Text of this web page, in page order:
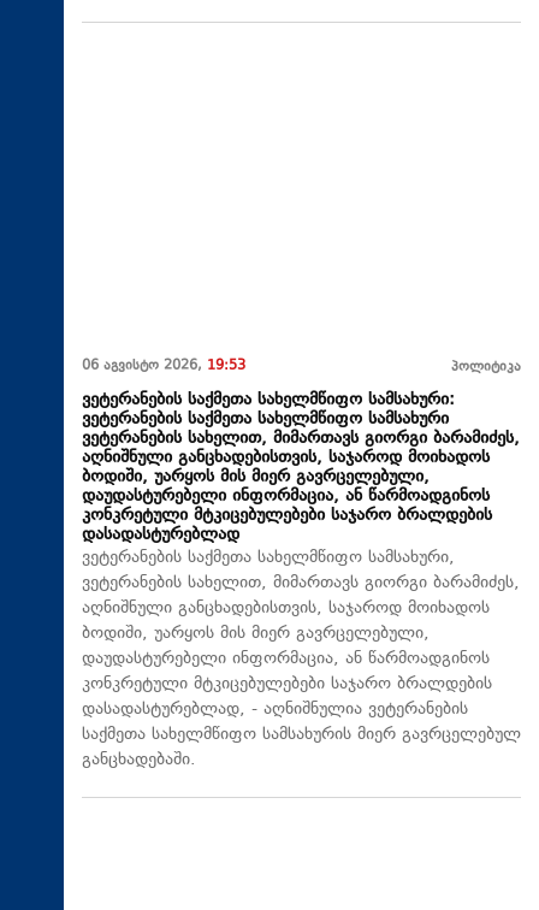
06 აგვისტო 2026, 19:53 პოლიტიკა
ვეტერანების საქმეთა სახელმწიფო სამსახური:
ვეტერანების საქმეთა სახელმწიფო სამსახური
ვეტერანების სახელით, მიმართავს გიორგი ბარამიძეს,
აღნიშნული განცხადებისთვის, საჯაროდ მოიხადოს
ბოდიში, უარყოს მის მიერ გავრცელებული,
დაუდასტურებელი ინფორმაცია, ან წარმოადგინოს
კონკრეტული მტკიცებულებები საჯარო ბრალდების
დასადასტურებლად
ვეტერანების საქმეთა სახელმწიფო სამსახური,
ვეტერანების სახელით, მიმართავს გიორგი ბარამიძეს,
აღნიშნული განცხადებისთვის, საჯაროდ მოიხადოს
ბოდიში, უარყოს მის მიერ გავრცელებული,
დაუდასტურებელი ინფორმაცია, ან წარმოადგინოს
კონკრეტული მტკიცებულებები საჯარო ბრალდების
დასადასტურებლად, - აღნიშნულია ვეტერანების
საქმეთა სახელმწიფო სამსახურის მიერ გავრცელებულ
განცხადებაში.